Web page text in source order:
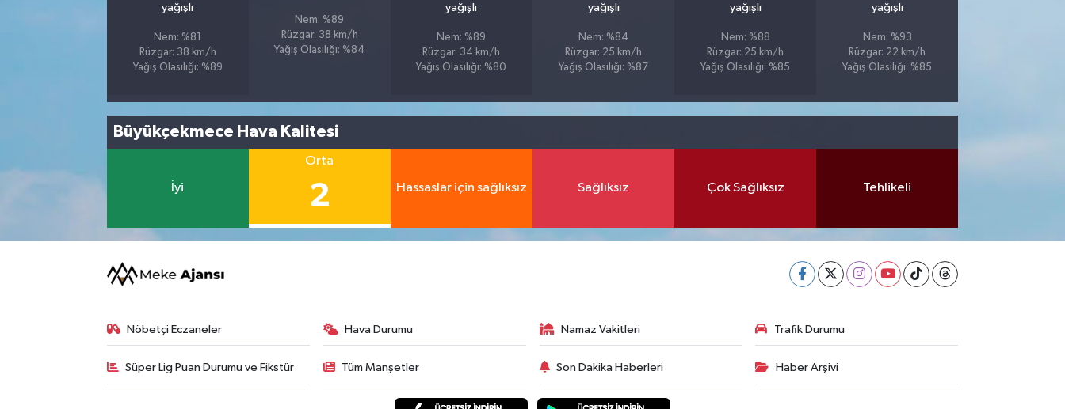
yağışlı
Nem: %81
Rüzgar: 38 km/h
Yağış Olasılığı: %89
Nem: %89
Rüzgar: 38 km/h
Yağış Olasılığı: %84
yağışlı
Nem: %89
Rüzgar: 34 km/h
Yağış Olasılığı: %80
yağışlı
Nem: %84
Rüzgar: 25 km/h
Yağış Olasılığı: %87
yağışlı
Nem: %88
Rüzgar: 25 km/h
Yağış Olasılığı: %85
yağışlı
Nem: %93
Rüzgar: 22 km/h
Yağış Olasılığı: %85
Büyükçekmece Hava Kalitesi
İyi
Orta
2 Hassaslar için sağlıksız Sağlıksız Çok Sağlıksız Tehlikeli
Nöbetçi Eczaneler Hava Durumu Namaz Vakitleri Trafik Durumu
Süper Lig Puan Durumu ve Fikstür Tüm Manşetler Son Dakika Haberleri Haber Arşivi